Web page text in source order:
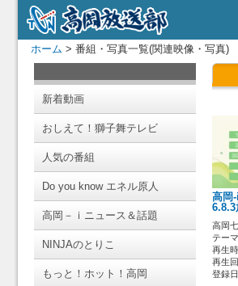
ホーム > 番組・写真一覧(関連映像・写真)
新着動画
おしえて！獅子舞テレビ
人気の番組
Do you know エネル原人
高岡－ｉニュース＆話題
NINJAのとりこ
もっと！ホット！高岡
高岡
6.8.3
高岡
テー
再生
再生
登録